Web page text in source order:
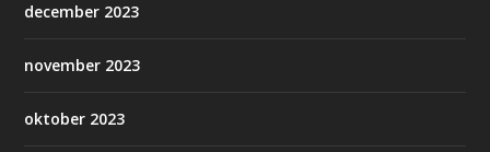
december 2023
november 2023
oktober 2023